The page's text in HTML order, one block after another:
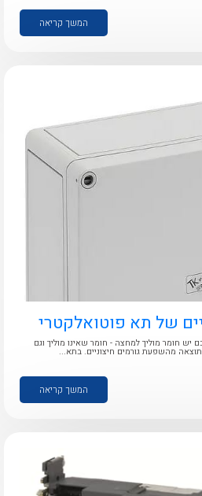
לכל מוצרי היצרן
המשך קריאה
של תא פוטואלקטרי
חומר מוליך למחצה - חומר שאינו מוליך וגם
מהשפעת גורמים חיצוניים. בתא...
המשך קריאה